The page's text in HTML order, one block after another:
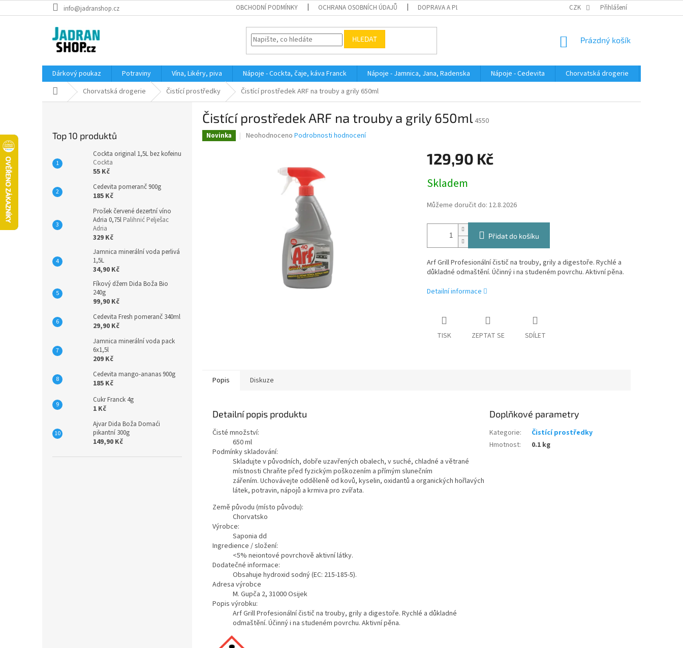
na
info@jadranshop.cz OBCHODNÍ PODMÍNKY OCHRANA OSOBNÍCH ÚDAJŮ DOPRAVA A PLATBA VELKOOBCHOD
CZK Přihlášení
HLEDAT
NÁKUPNÍ
Prázdný košík
Dárkový poukaz Potraviny Vína, Likéry, piva Nápoje - Cockta, čaje, káva Franck Nápoje - Jamnica, Jana, Radenska Nápoje - Cedevita Chorvatská drogerie
Domů Chorvatská drogerie Čistící prostředky Čistící prostředek ARF na trouby a grily 650ml
Top 10 produktů
Cockta original 1,5L bez kofeinu
Cockta
55 Kč
Cedevita pomeranč 900g
185 Kč
Prošek červené dezertní víno
Adria 0,75l Palihnić Pelješac
Adria
329 Kč
Jamnica minerální voda perlivá
1,5L
34,90 Kč
Fíkový džem Dida Boža Bio
240g
99,90 Kč
Cedevita Fresh pomeranč 340ml
29,90 Kč
Jamnica minerální voda pack
6x1,5l
209 Kč
Cedevita mango-ananas 900g
185 Kč
Cukr Franck 4g
1 Kč
Ajvar Dida Boža Domaći
pikantní 300g
149,90 Kč
Čistící prostředek ARF na trouby a grily 650ml 4550
Novinka
Průměrné
Neohodnoceno Podrobnosti hodnocení
129,90 Kč
cena:
Skladem
Můžeme doručit do: 12.8.2026
Přidat do košíku
Arf Grill Profesionální čistič na trouby, grily a digestoře. Rychlé a
důkladné odmaštění. Účinný i na studeném povrchu. Aktivní pěna.
Detailní informace
TISK ZEPTAT SE SDÍLET
Popis Diskuze
Detailní popis produktu
Čisté množství:
650 ml
Podmínky skladování:
Skladujte v původních, dobře uzavřených obalech, v suché, chladné a větrané
místnosti Chraňte před fyzickým poškozením a přímým slunečním
zářením. Uchovávejte odděleně od kovů, kyselin, oxidantů a organických hořlavých
látek, potravin, nápojů a krmiva pro zvířata.
Země původu (místo původu):
Chorvatsko
Výrobce:
Saponia dd
Ingredience / složení:
<5% neiontové povrchově aktivní látky.
Dodatečné informace:
Obsahuje hydroxid sodný (EC: 215-185-5).
Adresa výrobce
M. Gupča 2, 31000 Osijek
Popis výrobku:
Arf Grill Profesionální čistič na trouby, grily a digestoře. Rychlé a důkladné
odmaštění. Účinný i na studeném povrchu. Aktivní pěna.
Doplňkové parametry
Kategorie:
Čistící prostředky
Hmotnost: 0.1 kg